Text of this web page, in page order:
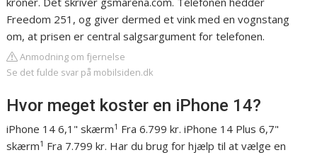
Freedom 251, og giver dermed et vink med en vognstang
om, at prisen er central salgsargument for telefonen.
Anmodning om fjernelse
Se det fulde svar på mobilsiden.dk
Hvor meget koster en iPhone 14?
iPhone 14 6,1" skærm1 Fra 6.799 kr. iPhone 14 Plus 6,7"
skærm1 Fra 7.799 kr. Har du brug for hjælp til at vælge en